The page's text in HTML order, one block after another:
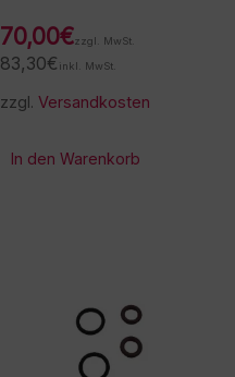
70,00€zzgl. MwSt.
83,30€ inkl. MwSt.
zzgl.Versandkosten
In den Warenkorb